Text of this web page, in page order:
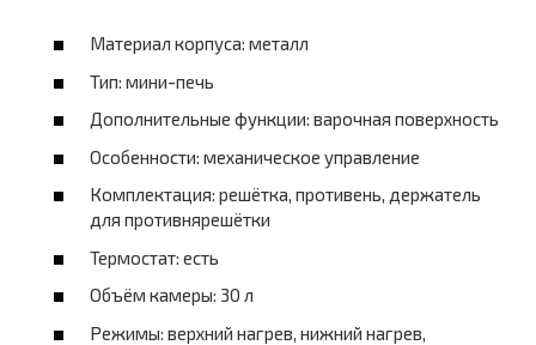
Материал корпуса: металл
Тип: мини-печь
Дополнительные функции: варочная поверхность
Особенности: механическое управление
Комплектация: решётка, противень, держатель
для противнярешётки
Термостат: есть
Объём камеры: 30 л
Режимы: верхний нагрев, нижний нагрев,